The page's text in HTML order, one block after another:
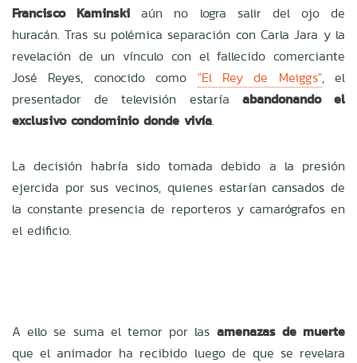
Francisco Kaminski aún no logra salir del ojo de
huracán. Tras su polémica separación con Carla Jara y la
revelación de un vínculo con el fallecido comerciante
José Reyes, conocido como "El Rey de Meiggs", el
presentador de televisión estaría abandonando el
exclusivo condominio donde vivía.
La decisión habría sido tomada debido a la presión
ejercida por sus vecinos, quienes estarían cansados de
la constante presencia de reporteros y camarógrafos en
el edificio.
A ello se suma el temor por las amenazas de muerte
que el animador ha recibido luego de que se revelara